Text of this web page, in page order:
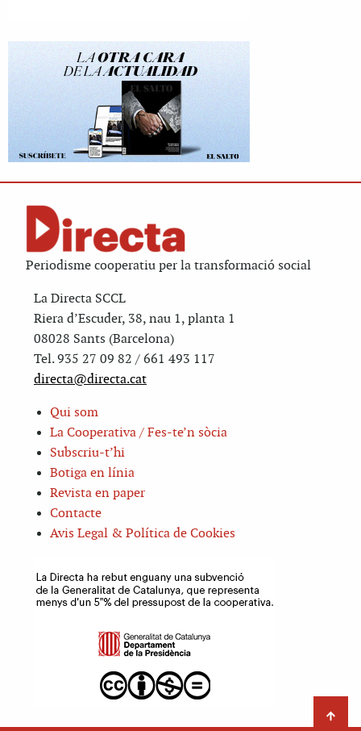
Periodisme cooperatiu per la transformació social
La Directa SCCL
Riera d’Escuder, 38, nau 1, planta 1
08028 Sants (Barcelona)
Tel. 935 27 09 82 / 661 493 117
directa@directa.cat
Qui som
La Cooperativa / Fes-te’n sòcia
Subscriu-t’hi
Botiga en línia
Revista en paper
Contacte
Avis Legal & Política de Cookies